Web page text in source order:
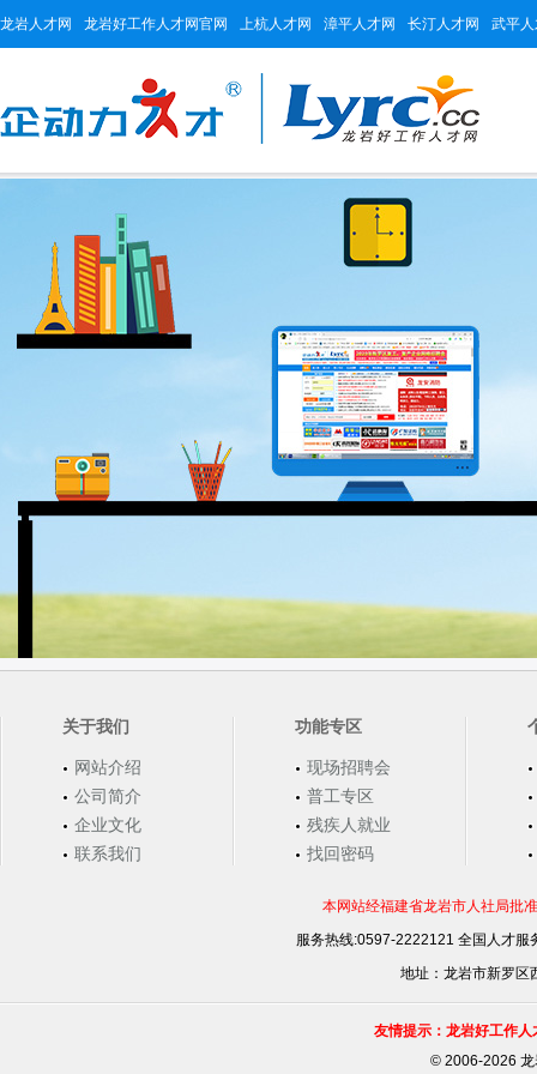
龙岩人才网 龙岩好工作人才网官网 上杭人才网 漳平人才网 长汀人才网 武平
关于我们
网站介绍
公司简介
企业文化
联系我们
功能专区
现场招聘会
普工专区
残疾人就业
找回密码
本网站经福建省龙岩市人社局批
服务热线:0597-2222121 全国人才
地址：龙岩市新罗区
友情提示：龙岩好工作
©2006-2026 龙